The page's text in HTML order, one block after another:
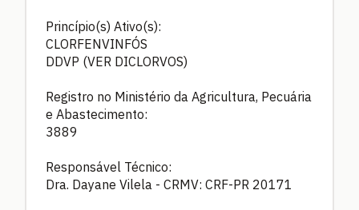
Princípio(s) Ativo(s):
CLORFENVINFÓS
DDVP (VER DICLORVOS)
Registro no Ministério da Agricultura, Pecuária
e Abastecimento:
3889
Responsável Técnico:
Dra. Dayane Vilela - CRMV: CRF-PR 20171